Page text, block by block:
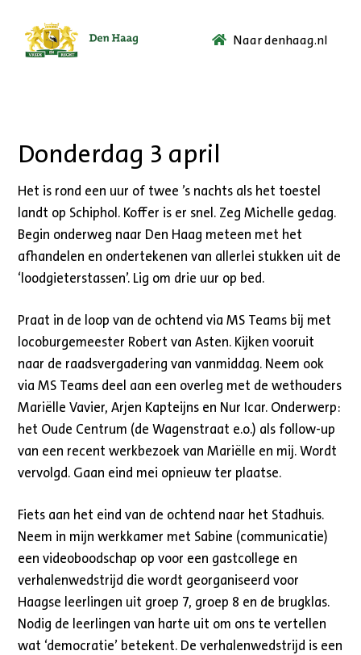
Ga
Naar denhaag.nl
Donderdag 3 april
Het is rond een uur of twee ’s nachts als het toestel
landt op Schiphol. Koffer is er snel. Zeg Michelle gedag.
Begin onderweg naar Den Haag meteen met het
afhandelen en ondertekenen van allerlei stukken uit de
‘loodgieterstassen’. Lig om drie uur op bed.
Praat in de loop van de ochtend via MS Teams bij met
locoburgemeester Robert van Asten. Kijken vooruit
naar de raadsvergadering van vanmiddag. Neem ook
via MS Teams deel aan een overleg met de wethouders
Mariëlle Vavier, Arjen Kapteijns en Nur Icar. Onderwerp:
het Oude Centrum (de Wagenstraat e.o.) als follow-up
van een recent werkbezoek van Mariëlle en mij. Wordt
vervolgd. Gaan eind mei opnieuw ter plaatse.
Fiets aan het eind van de ochtend naar het Stadhuis.
Neem in mijn werkkamer met Sabine (communicatie)
een videoboodschap op voor een gastcollege en
verhalenwedstrijd die wordt georganiseerd voor
Haagse leerlingen uit groep 7, groep 8 en de brugklas.
Nodig de leerlingen van harte uit om ons te vertellen
wat ‘democratie’ betekent. De verhalenwedstrijd is een